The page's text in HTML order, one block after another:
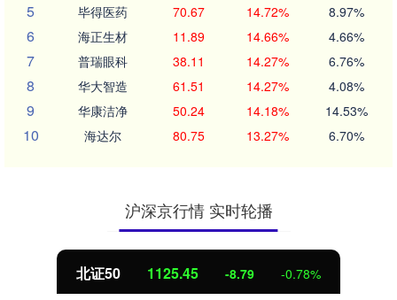
5 毕得医药 70.67 14.72% 8.97%
6 海正生材 11.89 14.66% 4.66%
7 普瑞眼科 38.11 14.27% 6.76%
8 华大智造 61.51 14.27% 4.08%
9 华康洁净 50.24 14.18% 14.53%
10 海达尔 80.75 13.27% 6.70%
沪深京行情 实时轮播
北证50 1125.45 -8.79 -0.78%